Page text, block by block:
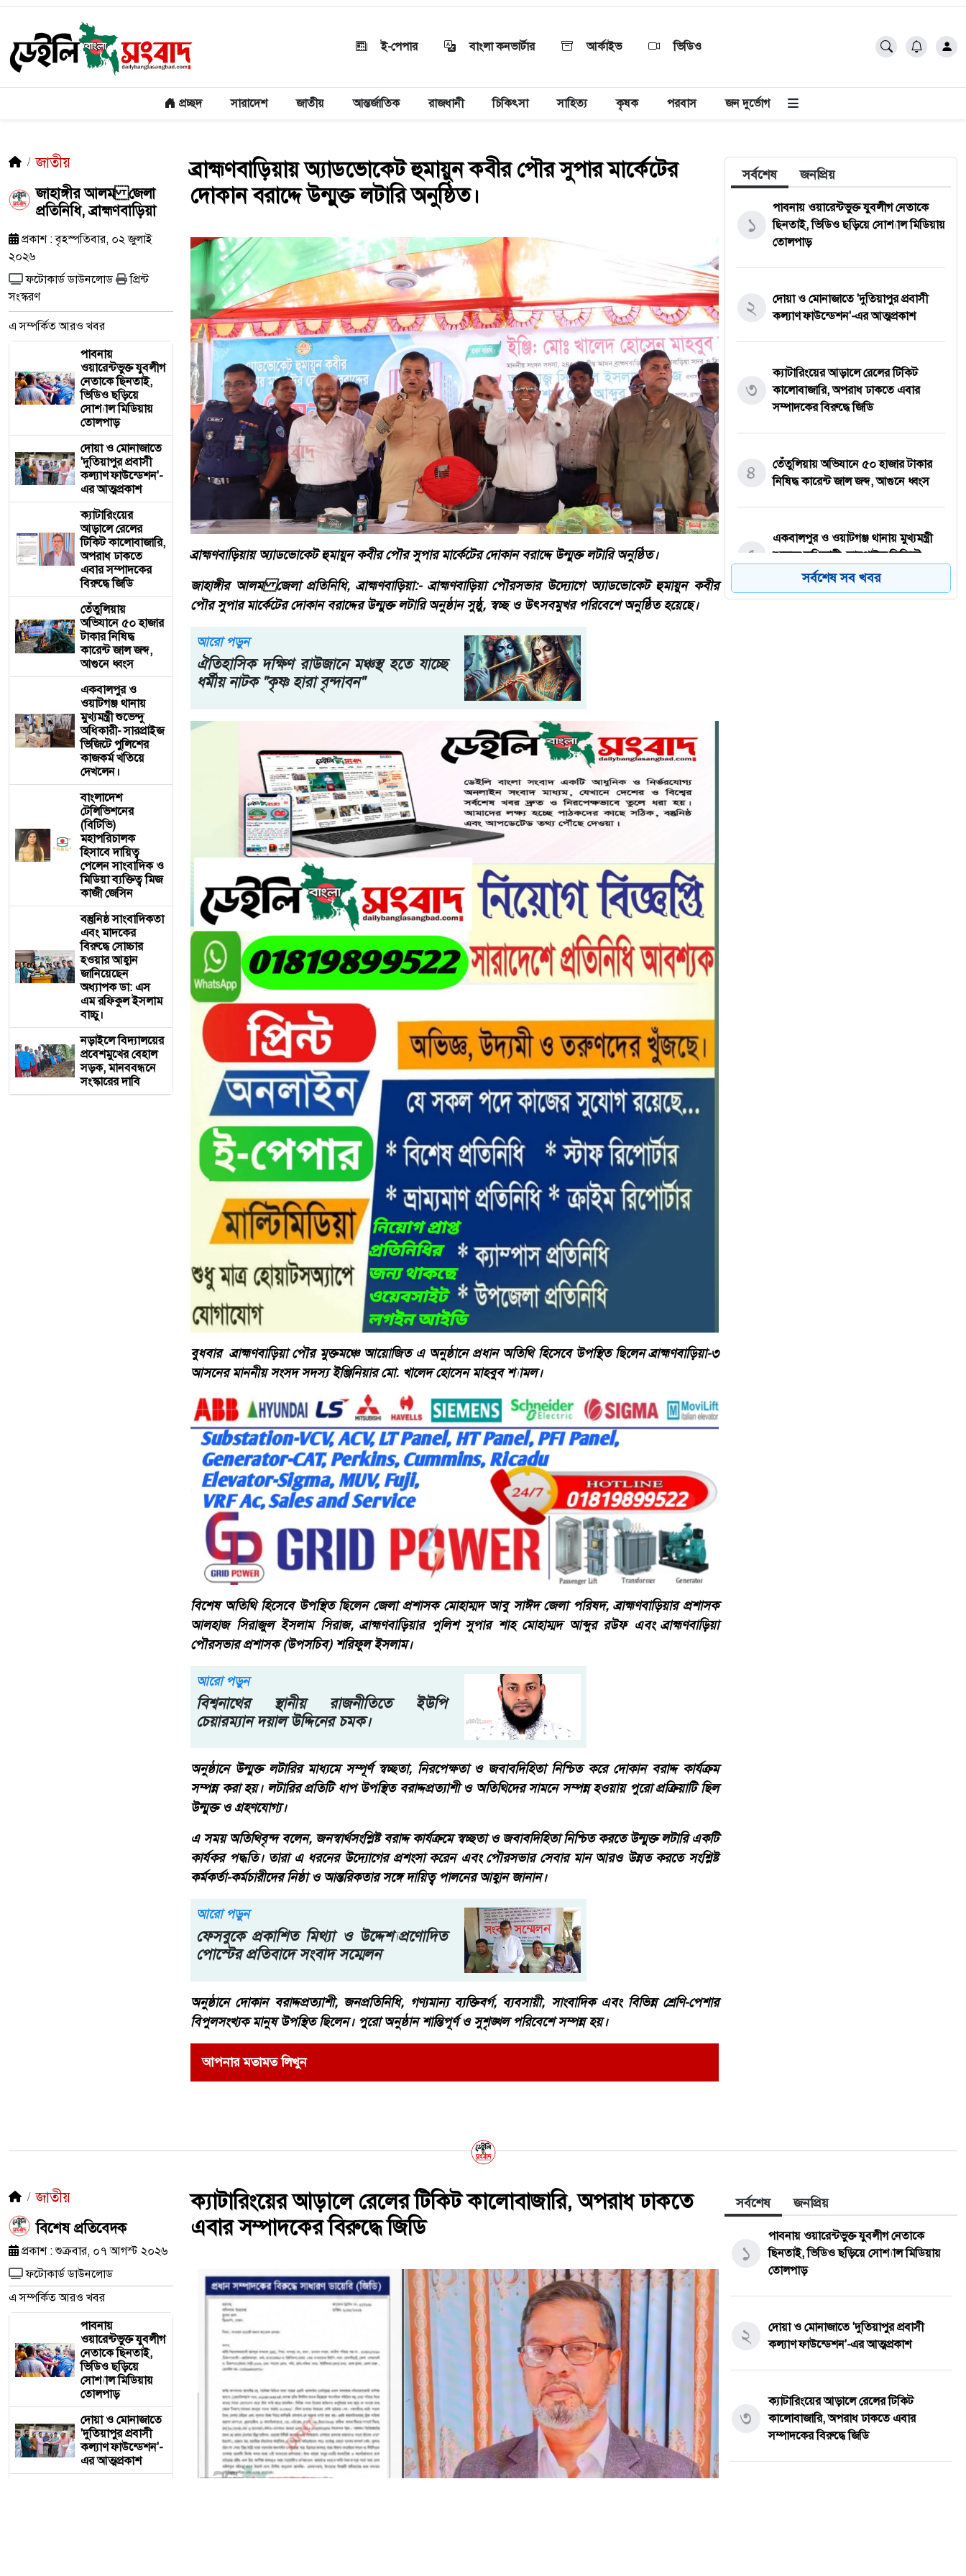
ই-পেপার বাংলা কনভার্টার আর্কাইভ ভিডিও
প্রচ্ছদ সারাদেশ জাতীয় আন্তর্জাতিক রাজধানী চিকিৎসা সাহিত্য কৃষক পরবাস জন দুর্ভোগ
জাতীয়
জাহাঙ্গীর আলম জেলা
প্রতিনিধি, ব্রাহ্মণবাড়িয়া
প্রকাশ : বৃহস্পতিবার, ০২ জুলাই
২০২৬
ফটোকার্ড ডাউনলোড
প্রিন্ট
সংস্করণ
এ সম্পর্কিত আরও খবর
পাবনায়
ওয়ারেন্টভুক্ত যুবলীগ
নেতাকে ছিনতাই,
ভিডিও ছড়িয়ে
সোশ্যাল মিডিয়ায়
তোলপাড়
দোয়া ও মোনাজাতে
'দুতিয়াপুর প্রবাসী
কল্যাণ ফাউন্ডেশন'-
এর আত্মপ্রকাশ
ক্যাটারিংয়ের
আড়ালে রেলের
টিকিট কালোবাজারি,
অপরাধ ঢাকতে
এবার সম্পাদকের
বিরুদ্ধে জিডি
তেঁতুলিয়ায়
অভিযানে ৫০ হাজার
টাকার নিষিদ্ধ
কারেন্ট জাল জব্দ,
আগুনে ধ্বংস
একবালপুর ও
ওয়াটগঞ্জ থানায়
মুখ্যমন্ত্রী শুভেন্দু
অধিকারী- সারপ্রাইজ
ভিজিটে পুলিশের
কাজকর্ম খতিয়ে
দেখলেন।
বাংলাদেশ
টেলিভিশনের
(বিটিভি)
মহাপরিচালক
হিসাবে দায়িত্ব
পেলেন সাংবাদিক ও
মিডিয়া ব্যক্তিত্ব মিজ
কাজী জেসিন
বস্তুনিষ্ঠ সাংবাদিকতা
এবং মাদকের
বিরুদ্ধে সোচ্চার
হওয়ার আহ্বান
জানিয়েছেন
অধ্যাপক ডা: এস
এম রফিকুল ইসলাম
বাচ্চু।
নড়াইলে বিদ্যালয়ের
প্রবেশমুখের বেহাল
সড়ক, মানববন্ধনে
সংস্কারের দাবি
ব্রাহ্মণবাড়িয়ায় অ্যাডভোকেট হুমায়ুন কবীর পৌর সুপার মার্কেটের
দোকান বরাদ্দে উন্মুক্ত লটারি অনুষ্ঠিত।
ব্রাহ্মণবাড়িয়ায় অ্যাডভোকেট হুমায়ুন কবীর পৌর সুপার মার্কেটের দোকান বরাদ্দে উন্মুক্ত লটারি অনুষ্ঠিত।
জাহাঙ্গীর আলম জেলা প্রতিনিধি, ব্রাহ্মণবাড়িয়া:- ব্রাহ্মণবাড়িয়া পৌরসভার উদ্যোগে অ্যাডভোকেট হুমায়ুন কবীর
পৌর সুপার মার্কেটের দোকান বরাদ্দের উন্মুক্ত লটারি অনুষ্ঠান সুষ্ঠু, স্বচ্ছ ও উৎসবমুখর পরিবেশে অনুষ্ঠিত হয়েছে।
আরো পড়ুন
ঐতিহাসিক দক্ষিণ রাউজানে মঞ্চস্থ হতে যাচ্ছে
ধর্মীয় নাটক "কৃষ্ণ হারা বৃন্দাবন"
বুধবার ব্রাহ্মণবাড়িয়া পৌর মুক্তমঞ্চে আয়োজিত এ অনুষ্ঠানে প্রধান অতিথি হিসেবে উপস্থিত ছিলেন ব্রাহ্মণবাড়িয়া-৩
আসনের মাননীয় সংসদ সদস্য ইঞ্জিনিয়ার মো. খালেদ হোসেন মাহবুব শ্যামল।
বিশেষ অতিথি হিসেবে উপস্থিত ছিলেন জেলা প্রশাসক মোহাম্মদ আবু সাঈদ জেলা পরিষদ, ব্রাহ্মণবাড়িয়ার প্রশাসক
আলহাজ সিরাজুল ইসলাম সিরাজ, ব্রাহ্মণবাড়িয়ার পুলিশ সুপার শাহ মোহাম্মদ আব্দুর রউফ এবং ব্রাহ্মণবাড়িয়া
পৌরসভার প্রশাসক (উপসচিব) শরিফুল ইসলাম।
আরো পড়ুন
বিশ্বনাথের স্থানীয় রাজনীতিতে ইউপি
চেয়ারম্যান দয়াল উদ্দিনের চমক।
অনুষ্ঠানে উন্মুক্ত লটারির মাধ্যমে সম্পূর্ণ স্বচ্ছতা, নিরপেক্ষতা ও জবাবদিহিতা নিশ্চিত করে দোকান বরাদ্দ কার্যক্রম
সম্পন্ন করা হয়। লটারির প্রতিটি ধাপ উপস্থিত বরাদ্দপ্রত্যাশী ও অতিথিদের সামনে সম্পন্ন হওয়ায় পুরো প্রক্রিয়াটি ছিল
উন্মুক্ত ও গ্রহণযোগ্য।
এ সময় অতিথিবৃন্দ বলেন, জনস্বার্থসংশ্লিষ্ট বরাদ্দ কার্যক্রমে স্বচ্ছতা ও জবাবদিহিতা নিশ্চিত করতে উন্মুক্ত লটারি একটি
কার্যকর পদ্ধতি। তারা এ ধরনের উদ্যোগের প্রশংসা করেন এবং পৌরসভার সেবার মান আরও উন্নত করতে সংশ্লিষ্ট
কর্মকর্তা-কর্মচারীদের নিষ্ঠা ও আন্তরিকতার সঙ্গে দায়িত্ব পালনের আহ্বান জানান।
আরো পড়ুন
ফেসবুকে প্রকাশিত মিথ্যা ও উদ্দেশ্যপ্রণোদিত
পোস্টের প্রতিবাদে সংবাদ সম্মেলন
অনুষ্ঠানে দোকান বরাদ্দপ্রত্যাশী, জনপ্রতিনিধি, গণ্যমান্য ব্যক্তিবর্গ, ব্যবসায়ী, সাংবাদিক এবং বিভিন্ন শ্রেণি-পেশার
বিপুলসংখ্যক মানুষ উপস্থিত ছিলেন। পুরো অনুষ্ঠান শান্তিপূর্ণ ও সুশৃঙ্খল পরিবেশে সম্পন্ন হয়।
আপনার মতামত লিখুন
সর্বশেষ জনপ্রিয়
১
পাবনায় ওয়ারেন্টভুক্ত যুবলীগ নেতাকে
ছিনতাই, ভিডিও ছড়িয়ে সোশ্যাল মিডিয়ায়
তোলপাড়
২
দোয়া ও মোনাজাতে 'দুতিয়াপুর প্রবাসী
কল্যাণ ফাউন্ডেশন'-এর আত্মপ্রকাশ
৩
ক্যাটারিংয়ের আড়ালে রেলের টিকিট
কালোবাজারি, অপরাধ ঢাকতে এবার
সম্পাদকের বিরুদ্ধে জিডি
৪
তেঁতুলিয়ায় অভিযানে ৫০ হাজার টাকার
নিষিদ্ধ কারেন্ট জাল জব্দ, আগুনে ধ্বংস
৫
একবালপুর ও ওয়াটগঞ্জ থানায় মুখ্যমন্ত্রী
শুভেন্দু অধিকারী- সারপ্রাইজ ভিজিটে
পুলিশের কাজকর্ম খতিয়ে দেখলেন।
সর্বশেষ সব খবর
জাতীয়
​বিশেষ প্রতিবেদক
প্রকাশ : শুক্রবার, ০৭ আগস্ট ২০২৬
ফটোকার্ড ডাউনলোড
এ সম্পর্কিত আরও খবর
পাবনায়
ওয়ারেন্টভুক্ত যুবলীগ
নেতাকে ছিনতাই,
ভিডিও ছড়িয়ে
সোশ্যাল মিডিয়ায়
তোলপাড়
দোয়া ও মোনাজাতে
'দুতিয়াপুর প্রবাসী
কল্যাণ ফাউন্ডেশন'-
এর আত্মপ্রকাশ
ক্যাটারিংয়ের আড়ালে রেলের টিকিট কালোবাজারি, অপরাধ ঢাকতে
এবার সম্পাদকের বিরুদ্ধে জিডি
সর্বশেষ জনপ্রিয়
১
পাবনায় ওয়ারেন্টভুক্ত যুবলীগ নেতাকে
ছিনতাই, ভিডিও ছড়িয়ে সোশ্যাল মিডিয়ায়
তোলপাড়
২
দোয়া ও মোনাজাতে 'দুতিয়াপুর প্রবাসী
কল্যাণ ফাউন্ডেশন'-এর আত্মপ্রকাশ
৩
ক্যাটারিংয়ের আড়ালে রেলের টিকিট
কালোবাজারি, অপরাধ ঢাকতে এবার
সম্পাদকের বিরুদ্ধে জিডি